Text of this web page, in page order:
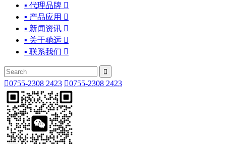
▪ 代理品牌 
▪ 产品应用 
▪ 新闻资讯 
▪ 关于驰远 
▪ 联系我们 

0755-2308 2423 0755-2308 2423